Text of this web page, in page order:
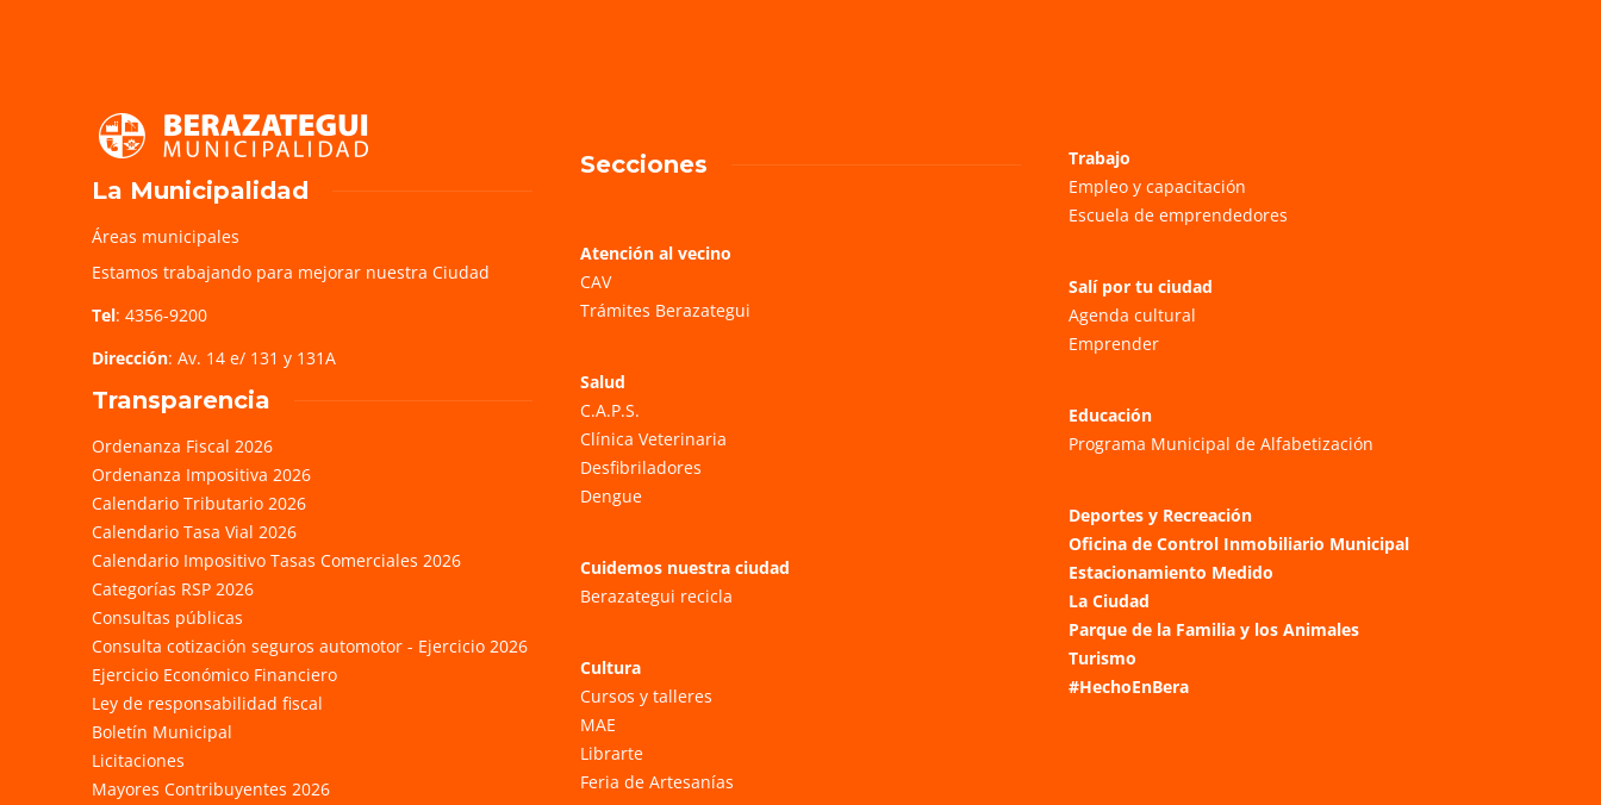
La Municipalidad
Áreas municipales
Estamos trabajando para mejorar nuestra Ciudad
Tel: 4356-9200
Dirección: Av. 14 e/ 131 y 131A
Transparencia
Ordenanza Fiscal 2026
Ordenanza Impositiva 2026
Calendario Tributario 2026
Calendario Tasa Vial 2026
Calendario Impositivo Tasas Comerciales 2026
Categorías RSP 2026
Consultas públicas
Consulta cotización seguros automotor - Ejercicio 2026
Ejercicio Económico Financiero
Ley de responsabilidad fiscal
Boletín Municipal
Licitaciones
Mayores Contribuyentes 2026
Secciones
Atención al vecino
CAV
Trámites Berazategui
Salud
C.A.P.S.
Clínica Veterinaria
Desfibriladores
Dengue
Cuidemos nuestra ciudad
Berazategui recicla
Cultura
Cursos y talleres
MAE
Librarte
Feria de Artesanías
Trabajo
Empleo y capacitación
Escuela de emprendedores
Salí por tu ciudad
Agenda cultural
Emprender
Educación
Programa Municipal de Alfabetización
Deportes y Recreación
Oficina de Control Inmobiliario Municipal
Estacionamiento Medido
La Ciudad
Parque de la Familia y los Animales
Turismo
#HechoEnBera